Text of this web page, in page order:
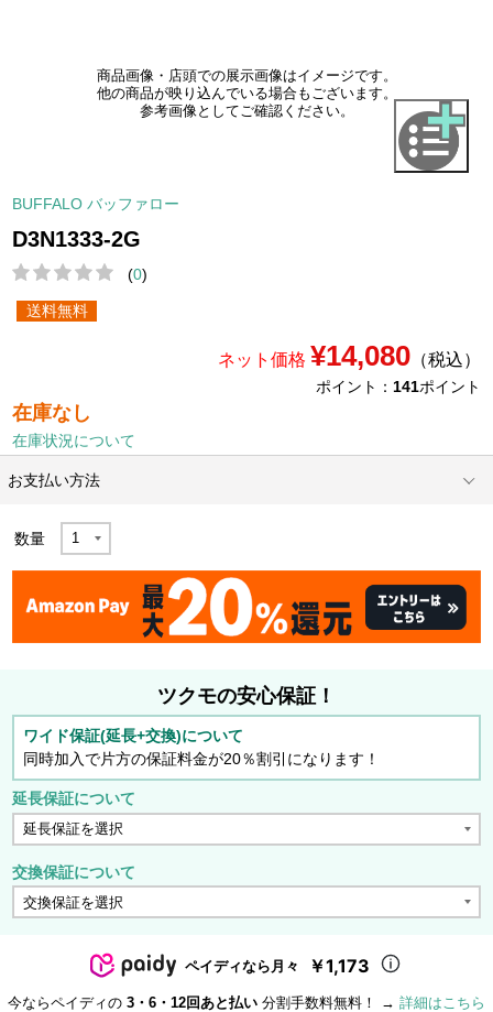
商品画像・店頭での展示画像はイメージです。
他の商品が映り込んでいる場合もございます。
参考画像としてご確認ください。
BUFFALO バッファロー
D3N1333-2G
(0)
送料無料
ネット価格 ¥14,080（税込）
ポイント： 141ポイント
在庫なし
在庫状況について
お支払い方法
数量
ツクモの安心保証！
ワイド保証(延長+交換)について
同時加入で片方の保証料金が20％割引になります！
延長保証について
交換保証について
ペイディなら月々 ￥1,173
今ならペイディの 3・6・12回あと払い 分割手数料無料！ → 詳細はこちら